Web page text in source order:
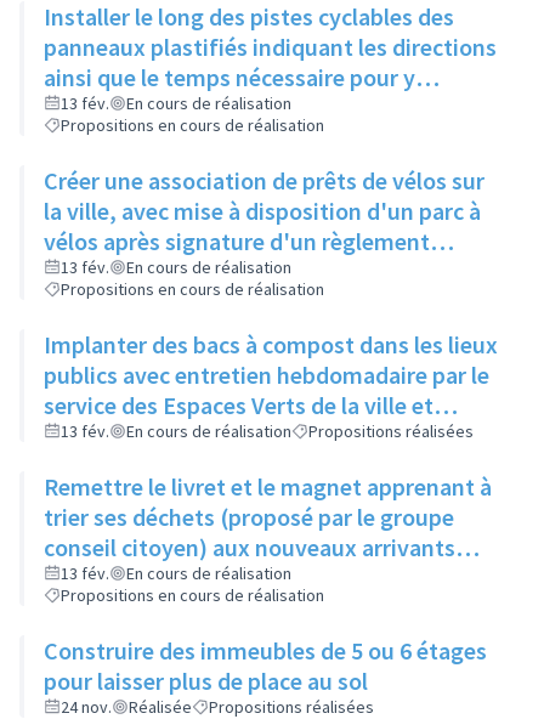
Installer le long des pistes cyclables des
panneaux plastifiés indiquant les directions
ainsi que le temps nécessaire pour y
accéder, et une comparaison avec le temps
mis en voiture
13 fév.
En cours de réalisation
Propositions en cours de réalisation
Créer une association de prêts de vélos sur
la ville, avec mise à disposition d'un parc à
vélos après signature d'un règlement
intérieur et d'une charte de respect du
matériel
13 fév.
En cours de réalisation
Propositions en cours de réalisation
Implanter des bacs à compost dans les lieux
publics avec entretien hebdomadaire par le
service des Espaces Verts de la ville et
réutilisation du compost dans les ronds-
13 fév. En cours de réalisation Propositions réalisées
Remettre le livret et le magnet apprenant à
trier ses déchets (proposé par le groupe
conseil citoyen) aux nouveaux arrivants
dans le cadre de la visite de la ville
13 fév.
En cours de réalisation
Propositions en cours de réalisation
Construire des immeubles de 5 ou 6 étages
pour laisser plus de place au sol
24 nov. Réalisée Propositions réalisées